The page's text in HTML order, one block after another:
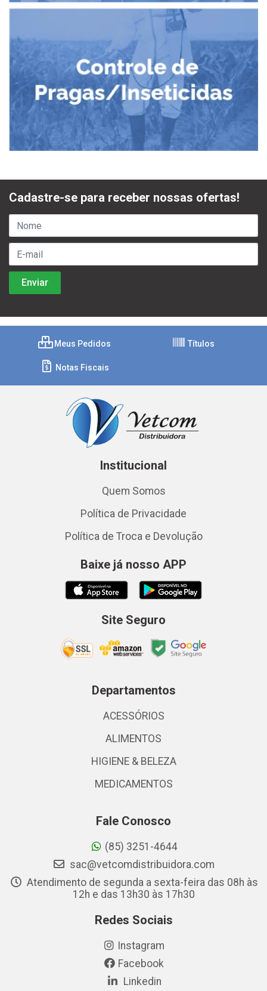
Cadastre-se para receber nossas ofertas!
Meus Pedidos Títulos
Notas Fiscais
Institucional
Quem Somos
Política de Privacidade
Política de Troca e Devolução
Baixe já nosso APP
Site Seguro
Departamentos
ACESSÓRIOS
ALIMENTOS
HIGIENE & BELEZA
MEDICAMENTOS
Fale Conosco
(85) 3251-4644
sac@vetcomdistribuidora.com
Atendimento de segunda a sexta-feira das 08h às
12h e das 13h30 às 17h30
Redes Sociais
Instagram
Facebook
Linkedin